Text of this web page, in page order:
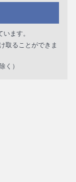
ます。
取ることができま
く）